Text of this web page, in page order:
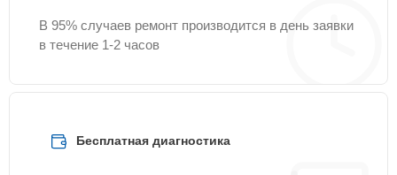
В 95% случаев ремонт производится в день заявки
в течение 1-2 часов
Бесплатная диагностика